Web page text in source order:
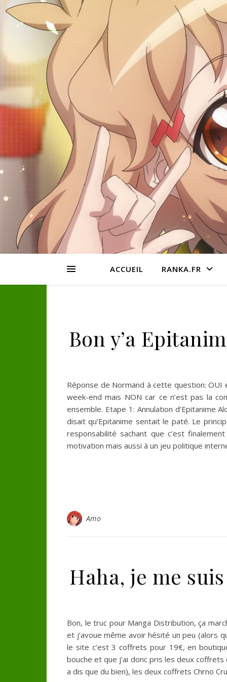
ACCUEIL RANKA.FR
Bon y’a
Réponse de Normand à cette question: OUI
week-end mais NON car ce n’est pas la
ensemble. Etape 1: Annulation d’Epitanime
disait qu’Epitanime sentait le paté. Le
responsabilité sachant que c’est
motivation mais aussi à un jeu politique
Amo
Haha, je me
Bon, le truc pour Manga Distribution, ça
et j’avoue même avoir hésité un peu (alors
le site c’est 3 coffrets pour 19€, en
bouche et que j’ai donc pris les deux
a dis que du bien), les deux coffrets Chrno